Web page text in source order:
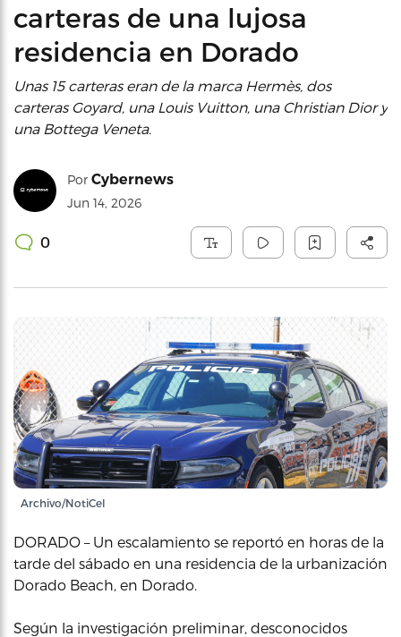
carteras de una lujosa
residencia en Dorado
Unas 15 carteras eran de la marca Hermès, dos
carteras Goyard, una Louis Vuitton, una Christian Dior y
una Bottega Veneta.
Por Cybernews
Jun 14, 2026
0
Archivo/NotiCel
DORADO – Un escalamiento se reportó en horas de la
tarde del sábado en una residencia de la urbanización
Dorado Beach, en Dorado.
Según la investigación preliminar, desconocidos